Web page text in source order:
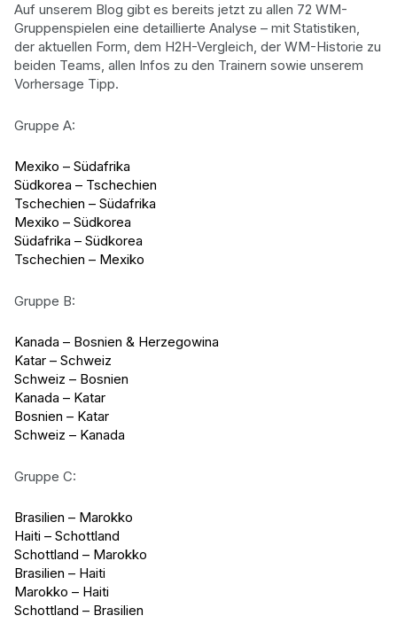
Auf unserem Blog gibt es bereits jetzt zu allen 72 WM-
Gruppenspielen eine detaillierte Analyse – mit Statistiken,
der aktuellen Form, dem H2H-Vergleich, der WM-Historie zu
beiden Teams, allen Infos zu den Trainern sowie unserem
Vorhersage Tipp.
Gruppe A:
Mexiko – Südafrika
Südkorea – Tschechien
Tschechien – Südafrika
Mexiko – Südkorea
Südafrika – Südkorea
Tschechien – Mexiko
Gruppe B:
Kanada – Bosnien & Herzegowina
Katar – Schweiz
Schweiz – Bosnien
Kanada – Katar
Bosnien – Katar
Schweiz – Kanada
Gruppe C:
Brasilien – Marokko
Haiti – Schottland
Schottland – Marokko
Brasilien – Haiti
Marokko – Haiti
Schottland – Brasilien